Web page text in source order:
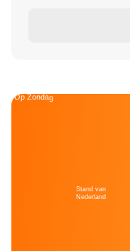
Op Zondag
Stand van
Nederland